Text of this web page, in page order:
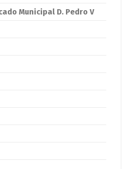
Municipal D. Pedro V